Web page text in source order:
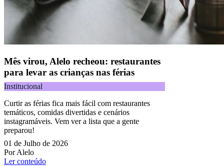
Mês virou, Alelo recheou: restaurantes
para levar as crianças nas férias
Institucional
Curtir as férias fica mais fácil com restaurantes
temáticos, comidas divertidas e cenários
instagramáveis. Vem ver a lista que a gente
preparou!
01 de Julho de 2026
Por Alelo
Ler conteúdo